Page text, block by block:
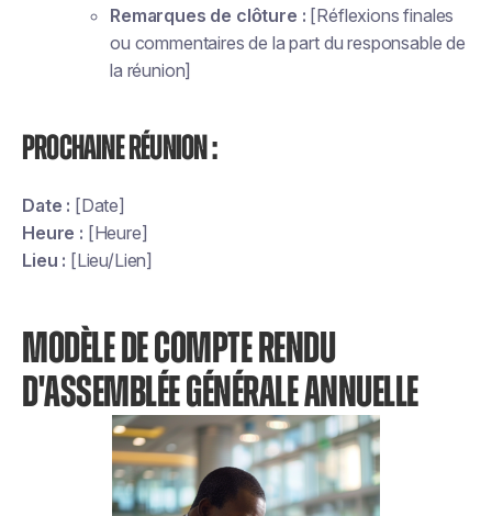
Remarques de clôture : [Réflexions finales
ou commentaires de la part du responsable de
la réunion]
Prochaine réunion :
Date : [Date]
Heure : [Heure]
Lieu : [Lieu/Lien]
MODÈLE DE COMPTE RENDU
D'ASSEMBLÉE GÉNÉRALE ANNUELLE